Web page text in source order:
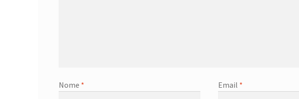
Nome * Email *